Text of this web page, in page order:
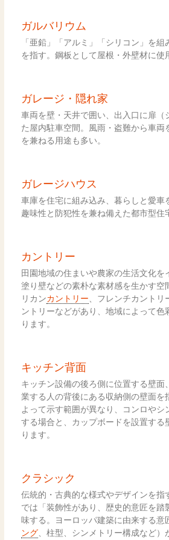
ガルバリウム
「亜鉛」「アルミ」「シリコン」を組
を指す。鋼板として屋根・外壁材に使
ガレージ・隠れ家
車両を壁・天井で囲い、出入口に扉（
た屋内駐車空間。風雨・盗難から車両
を兼ねる用途も多い。
ガレージハウス
車庫を住宅に組み込み、暮らしと愛車
趣味性と防犯性を兼ね備えた都市型住
カントリー
田園地域の住まいや農家の生活文化を
塗り壁などの素朴な素材感を生かす空
リカンカントリー 、フレンチカント
ントリーなどがあり、地域によって色
ります。
キッチン背面
キッチン設備の後ろ側に位置する壁面
業する人の背後にある収納側の壁面を
よって示す範囲が異なり、コンロやシ
する場合と、カップボードを設置する
ります。
クラシック
伝統的・古典的な様式やデザインを指
では「装飾性があり、歴史的意匠を踏
味する。ヨーロッパ建築に由来する意
ング、柱型、シンメトリー構成など）